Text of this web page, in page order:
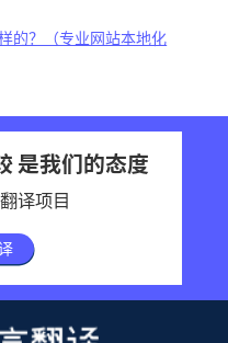
的？（专业网站本地化
是我们的态度
译项目